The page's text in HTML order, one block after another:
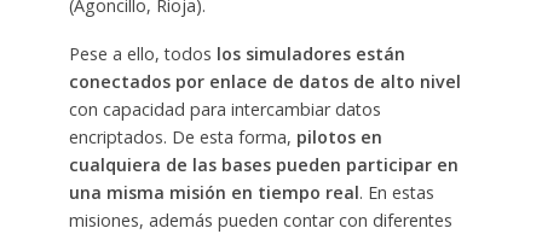
(Agoncillo, Rioja).
Pese a ello, todos los simuladores están
conectados por enlace de datos de alto nivel
con capacidad para intercambiar datos
encriptados. De esta forma, pilotos en
cualquiera de las bases pueden participar en
una misma misión en tiempo real. En estas
misiones, además pueden contar con diferentes